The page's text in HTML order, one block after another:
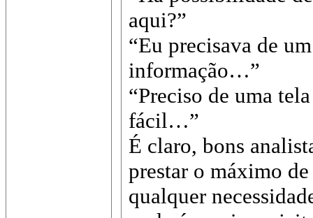
aqui?”
“Eu precisava de
informação…”
“Preciso de uma
fácil…”
É claro, bons
prestar o máximo
qualquer